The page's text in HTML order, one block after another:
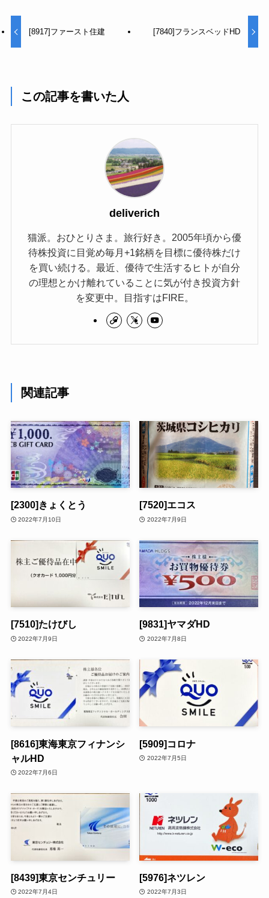
[8917]ファースト住建 [7840]フランスベッドHD
この記事を書いた人
deliverich
猫派。おひとりさま。旅行好き。2005年頃から優
待株投資に目覚め毎月+1銘柄を目標に優待株だけ
を買い続ける。最近、優待で生活するヒトが自分
の理想とかけ離れていることに気が付き投資方針
を変更中。目指すはFIRE。
関連記事
[2300]きょくとう
2022年7月10日
[7520]エコス
2022年7月9日
[7510]たけびし
2022年7月9日
[9831]ヤマダHD
2022年7月8日
[8616]東海東京フィナンシ
ャルHD
2022年7月6日
[5909]コロナ
2022年7月5日
[8439]東京センチュリー
2022年7月4日
[5976]ネツレン
2022年7月3日